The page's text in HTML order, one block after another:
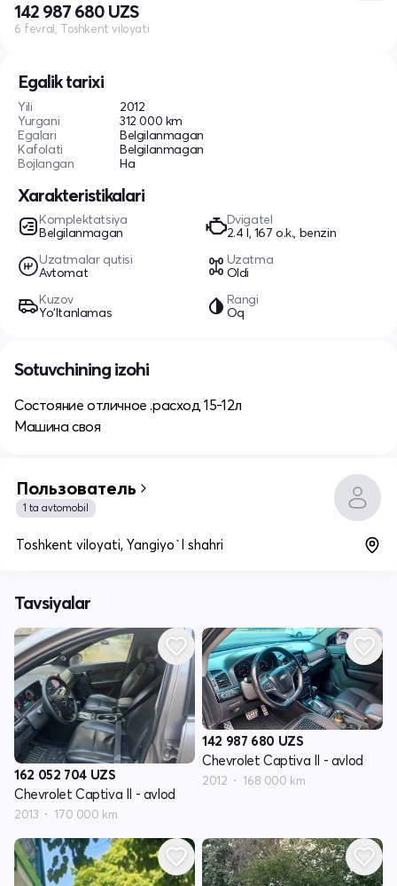
Egalik tarixi
Yili
2012
Yurgani
312 000 km
Egalari
Belgilanmagan
Kafolati
Belgilanmagan
Bojlangan
Ha
Xarakteristikalari
Komplektatsiya
Belgilanmagan
Dvigatel
2.4 l, 167 o.k., benzin
Uzatmalar qutisi
Avtomat
Uzatma
Oldi
Kuzov
Yo‘ltanlamas
Rangi
Oq
142 987 680 UZS
6 fevral, Toshkent viloyati
Sotuvchining izohi
Состояние отличное .расход 15-12л
Машина своя
Пользователь
1 ta avtomobil
Toshkent viloyati, Yangiyo`l shahri
Tavsiyalar
162 052 704 UZS
Chevrolet Captiva II - avlod
2013 170 000 km
142 987 680 UZS
Chevrolet Captiva II - avlod
2012 168 000 km